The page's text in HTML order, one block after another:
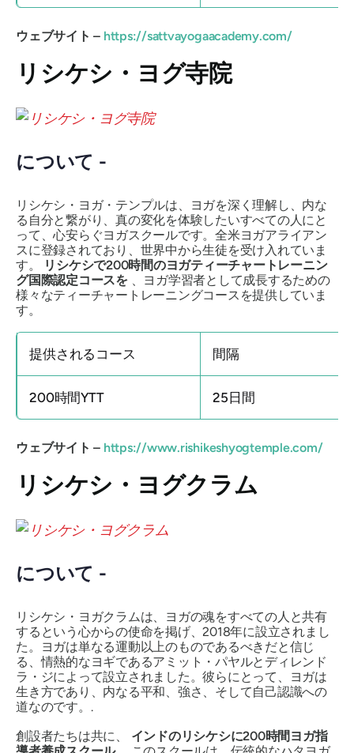
ウェブサイト – https://sattvayogaacademy.com/
リシケシ・ヨグ寺院
について -
リシケシ・ヨガ・テンプルは、ヨガを深く理解し、内な
る自分と繋がり、真の変化を体験したいすべての人にと
って、心安らぐヨガスクールです。全米ヨガアライアン
スに登録されており、世界中から生徒を受け入れていま
す。
リシケシで200時間のヨガティーチャートレーニン
グ国際認定コースを 、ヨガ学習者として成長するための
様々なティーチャートレーニングコースを提供していま
す。
提供されるコース 間隔
200時間YTT 25日間
ウェブサイト – https://www.rishikeshyogtemple.com/
リシケシ・ヨグクラム
について -
リシケシ・ヨガクラムは、ヨガの魂をすべての人と共有
するという心からの使命を掲げ、2018年に設立されまし
た。ヨガは単なる運動以上のものであるべきだと信じ
る、情熱的なヨギであるアミット・パヤルとディレンド
ラ・ジによって設立されました。彼らにとって、ヨガは
生き方であり、内なる平和、強さ、そして自己認識への
道なのです。.
創設者たちは共に、 インドのリシケシに200時間ヨガ指